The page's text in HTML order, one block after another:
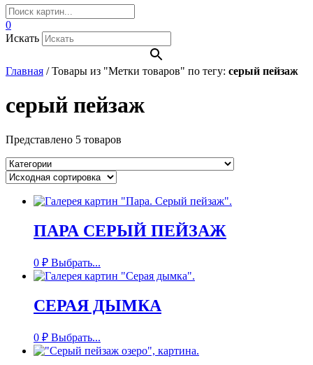
0
Искать
Главная /Товары из "Метки товаров" по тегу: серый пейзаж
серый пейзаж
Представлено 5 товаров
ПАРА СЕРЫЙ ПЕЙЗАЖ
0 ₽ Выбрать...
СЕРАЯ ДЫМКА
0 ₽ Выбрать...